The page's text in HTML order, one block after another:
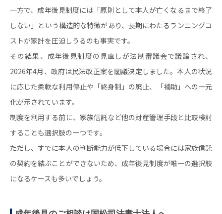
一方で、成年後見制度には「原則として本人が亡くなるまで終了
しない」という構造的な特徴があり、長期にわたるランニングコ
ストが家計を圧迫しうるのも事実です。
その結果、成年後見制度の見直しが法制審議会で議論され、
2026年4月、政府は民法改正案を閣議決定しました。本人の状況
に応じた柔軟な利用停止や「終身制」の廃止、「補助」への一元
化が示されています。
制度を利用する前に、家族信託など他の財産管理手段と比較検討
することも選択肢の一つです。
ただし、すでに本人の判断能力が低下している場合には家族信託
の契約を結ぶことができないため、成年後見制度が唯一の選択肢
になるケースも多いでしょう。